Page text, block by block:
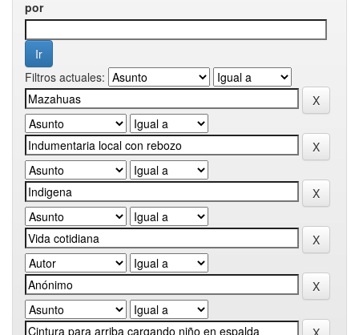
por
Filtros actuales: